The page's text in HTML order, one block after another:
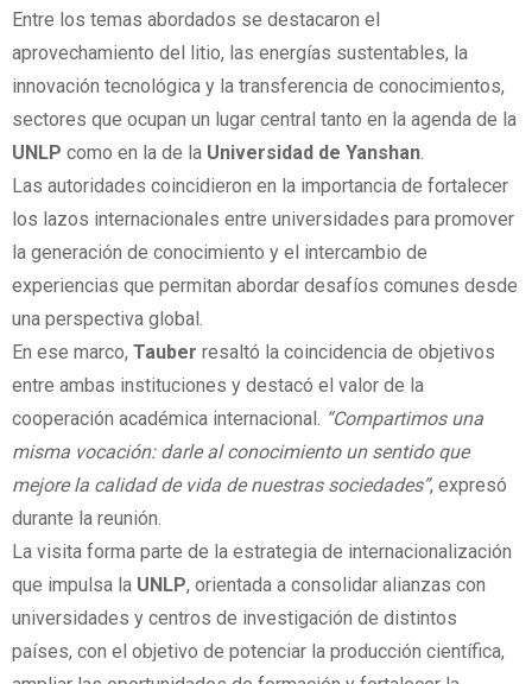
Entre los temas abordados se destacaron el
aprovechamiento del litio, las energías sustentables, la
innovación tecnológica y la transferencia de conocimientos,
sectores que ocupan un lugar central tanto en la agenda de la
UNLP como en la de la Universidad de Yanshan.
Las autoridades coincidieron en la importancia de fortalecer
los lazos internacionales entre universidades para promover
la generación de conocimiento y el intercambio de
experiencias que permitan abordar desafíos comunes desde
una perspectiva global.
En ese marco, Tauber resaltó la coincidencia de objetivos
entre ambas instituciones y destacó el valor de la
cooperación académica internacional. “Compartimos una
misma vocación: darle al conocimiento un sentido que
mejore la calidad de vida de nuestras sociedades”, expresó
durante la reunión.
La visita forma parte de la estrategia de internacionalización
que impulsa la UNLP, orientada a consolidar alianzas con
universidades y centros de investigación de distintos
países, con el objetivo de potenciar la producción científica,